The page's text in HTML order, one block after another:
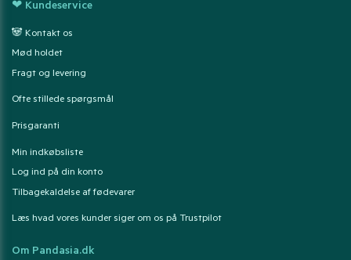
❤ Kundeservice
🐼 Kontakt os
Mød holdet
Fragt og levering
Ofte stillede spørgsmål
Prisgaranti
Min indkøbsliste
Log ind på din konto
Tilbagekaldelse af fødevarer
Læs hvad vores kunder siger om os på Trustpilot
Om Pandasia.dk